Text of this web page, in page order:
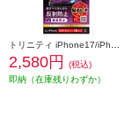
2,580円
(税込)
即納（在庫残りわずか）